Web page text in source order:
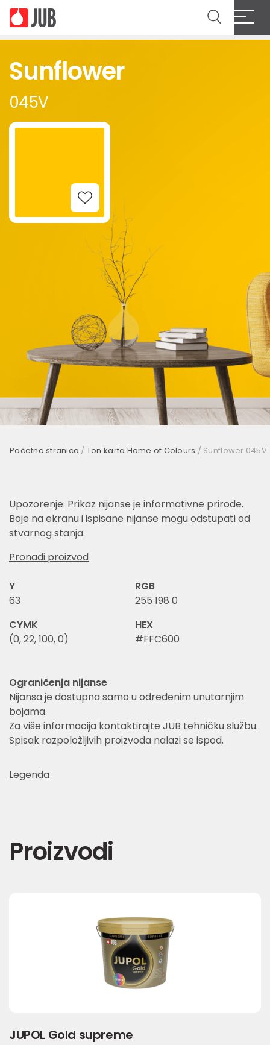
Sunflower
045V
Add to Wishlist
Početna stranica / Ton karta Home of Colours / Sunflower 045V
Upozorenje: Prikaz nijanse je informativne prirode.
Boje na ekranu i ispisane nijanse mogu odstupati od
stvarnog stanja.
Pronađi proizvod
Y
63
RGB
255 198 0
CYMK
(0, 22, 100, 0)
HEX
#FFC600
Ograničenja nijanse
Nijansa je dostupna samo u određenim unutarnjim
bojama.
Za više informacija kontaktirajte JUB tehničku službu.
Spisak razpoložljivih proizvoda nalazi se ispod.
Legenda
Proizvodi
JUPOL Gold supreme